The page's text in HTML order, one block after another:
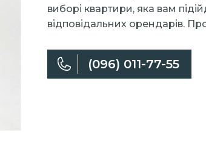
виборі квартири, яка вам
відповідальних орендарів.
(096) 011-77-55